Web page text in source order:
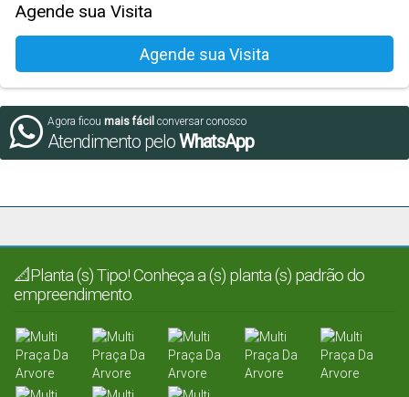
Agende sua Visita
Agora ficou mais fácil conversar conosco
Atendimento peloWhatsApp
📐Planta (s) Tipo! Conheça a (s) planta (s) padrão do
empreendimento.